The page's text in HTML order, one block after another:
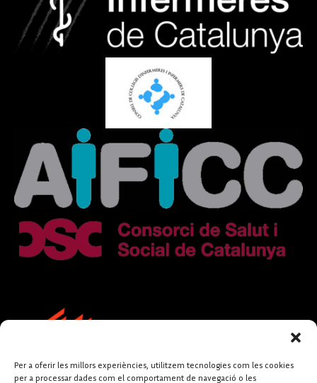
Per a oferir les millors experiències, utilitzem tecnologies com les cookies
per a processar dades com el comportament de navegació o les